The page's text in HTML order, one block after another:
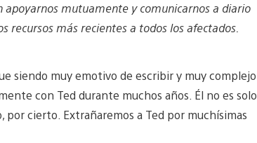
apoyarnos mutuamente y comunicarnos a diario
más recientes a todos los afectados.
siendo muy emotivo de escribir y muy complejo
con Ted durante muchos años. Él no es solo
por cierto. Extrañaremos a Ted por muchísimas